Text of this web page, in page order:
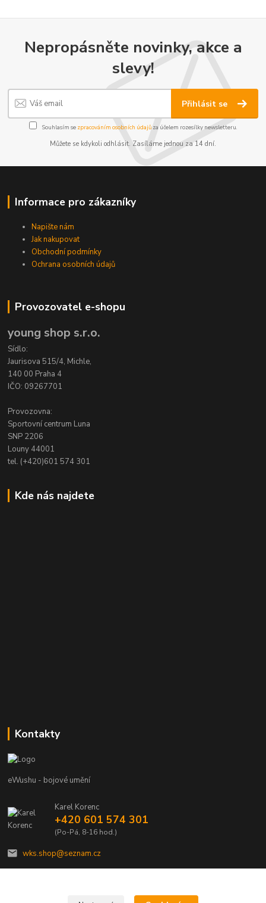
Nepropásněte novinky, akce a
slevy!
Přihlásit se
Souhlasím se zpracováním osobních údajůza účelem rozesílky newsletteru.
Můžete se kdykoli odhlásit. Zasíláme jednou za 14 dní.
Informace pro zákazníky
Napište nám
Jak nakupovat
Obchodní podmínky
Ochrana osobních údajů
Provozovatel e-shopu
young shop s.r.o.
Sídlo:
Jaurisova 515/4, Michle,
140 00 Praha 4
IČO: 09267701
Provozovna:
Sportovní centrum Luna
SNP 2206
Louny 44001
tel. (+420)601 574 301
Kde nás najdete
Kontakty
eWushu - bojové umění
Karel Korenc
+420 601 574 301
(Po-Pá, 8-16 hod.)
wks.shop@seznam.cz